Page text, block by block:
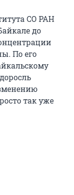
СО РАН
до
По его
так уже